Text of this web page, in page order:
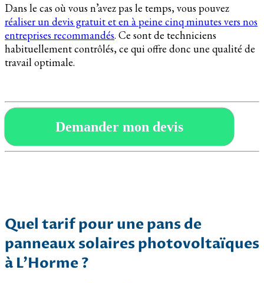
Dans le cas où vous n’avez pas le temps, vous pouvez
réaliser un devis gratuit et en à peine cinq minutes vers nos
entreprises recommandés. Ce sont de techniciens
habituellement contrôlés, ce qui offre donc une qualité de
travail optimale.
Demander mon devis
Quel tarif pour une pans de
panneaux solaires photovoltaïques
à L’Horme ?